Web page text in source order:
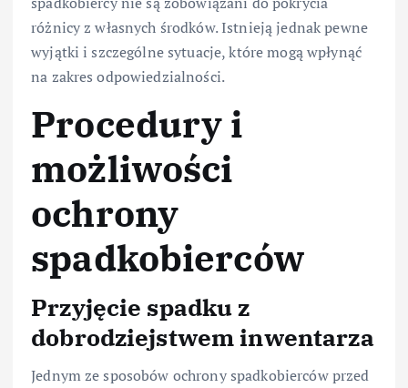
różnicy z własnych środków. Istnieją jednak pewne
wyjątki i szczególne sytuacje, które mogą wpłynąć
na zakres odpowiedzialności.
Procedury i
możliwości
ochrony
spadkobierców
Przyjęcie spadku z
dobrodziejstwem inwentarza
Jednym ze sposobów ochrony spadkobierców przed